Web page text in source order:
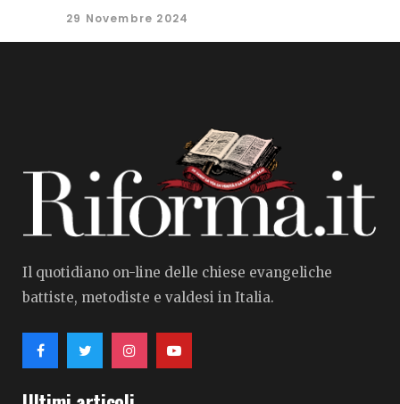
29 Novembre 2024
Il quotidiano on-line delle chiese evangeliche
battiste, metodiste e valdesi in Italia.